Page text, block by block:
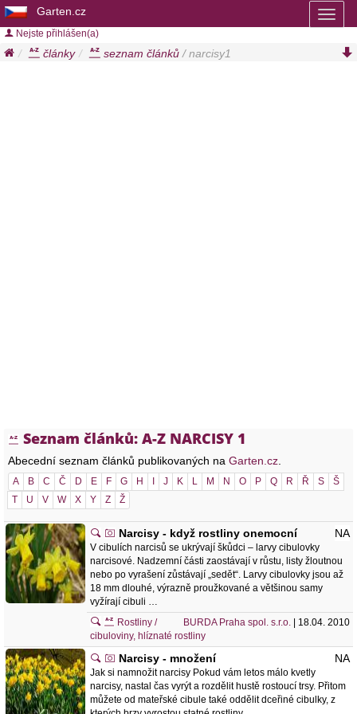
Garten.cz
Nejste přihlášen(a)
články seznam článků / narcisy1
Seznam článků: A-Z NARCISY 1
Abecední seznam článků publikovaných na Garten.cz
A B C Č D E F G H J K L M N O P Q R Ř S
Š
T
U V W X Y Z Ž
Narcisy - když rostliny onemocní NA
V cibulích narcisů se ukrývají škůdci – larvy cibulovky
narcisové. Nadzemní části zaostávají v růstu, listy žloutnou
nebo po vyrašení zůstávají „sedět“. Larvy cibulovky jsou až
18 mm dlouhé, výrazně proužkované a většinou samy
vyžírají cibuli …
BURDA Praha spol. s.r.o. | 18.04. 2010
Rostliny /
cibuloviny, hlíznaté rostliny
Narcisy - množení NA
Jak si namnožit narcisy Pokud vám letos málo kvetly
narcisy, nastal čas vyrýt a rozdělit hustě rostoucí trsy. Přitom
můžete od mateřské cibule také oddělit dceřiné cibulky, z